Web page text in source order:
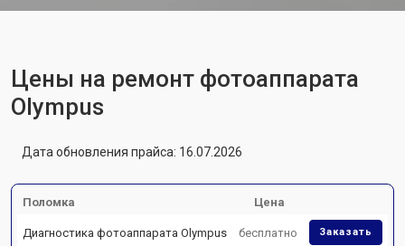
Цены на ремонт фотоаппарата
Olympus
Дата обновления прайса: 16.07.2026
Поломка Цена
Диагностика фотоаппарата Olympus бесплатно Заказать